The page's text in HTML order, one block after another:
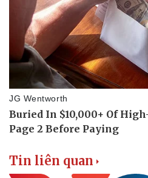
Văn hóa
Sân khấu - Điện ảnh
Âm nhạc
Tin liên quan